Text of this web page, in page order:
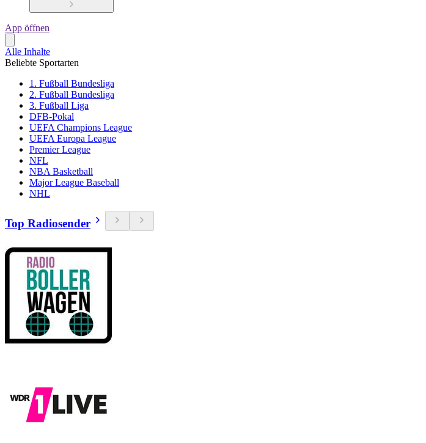
App öffnen
Alle Inhalte
Beliebte Sportarten
1. Fußball Bundesliga
2. Fußball Bundesliga
3. Fußball Liga
DFB-Pokal
UEFA Champions League
UEFA Europa League
Premier League
NFL
NBA Basketball
Major League Baseball
NHL
Top Radiosender